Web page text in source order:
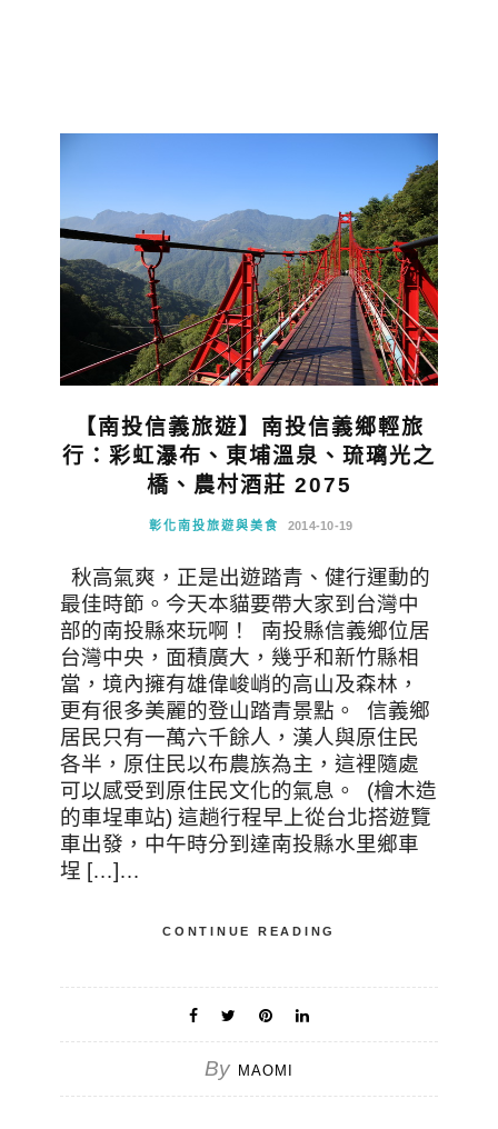
【南投信義旅遊】南投信義鄉輕旅
行：彩虹瀑布、東埔溫泉、琉璃光之
橋、農村酒莊 2075
彰化南投旅遊與美食 2014-10-19
秋高氣爽，正是出遊踏青、健行運動的
最佳時節。今天本貓要帶大家到台灣中
部的南投縣來玩啊！ 南投縣信義鄉位居
台灣中央，面積廣大，幾乎和新竹縣相
當，境內擁有雄偉峻峭的高山及森林，
更有很多美麗的登山踏青景點。 信義鄉
居民只有一萬六千餘人，漢人與原住民
各半，原住民以布農族為主，這裡隨處
可以感受到原住民文化的氣息。 (檜木造
的車埕車站) 這趟行程早上從台北搭遊覽
車出發，中午時分到達南投縣水里鄉車
埕 […]…
CONTINUE READING
By MAOMI